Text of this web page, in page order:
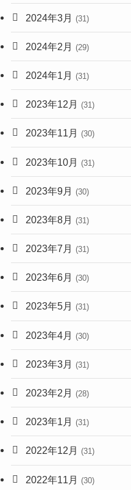
2024年3月 (31)
2024年2月 (29)
2024年1月 (31)
2023年12月 (31)
2023年11月 (30)
2023年10月 (31)
2023年9月 (30)
2023年8月 (31)
2023年7月 (31)
2023年6月 (30)
2023年5月 (31)
2023年4月 (30)
2023年3月 (31)
2023年2月 (28)
2023年1月 (31)
2022年12月 (31)
2022年11月 (30)